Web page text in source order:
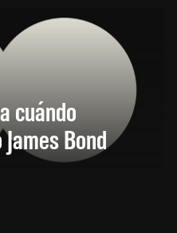
cuándo
Bond